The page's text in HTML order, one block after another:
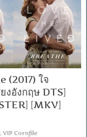
(2017) ใจ
งอังกฤษ DTS]
[MKV]
,VIP Cornfile